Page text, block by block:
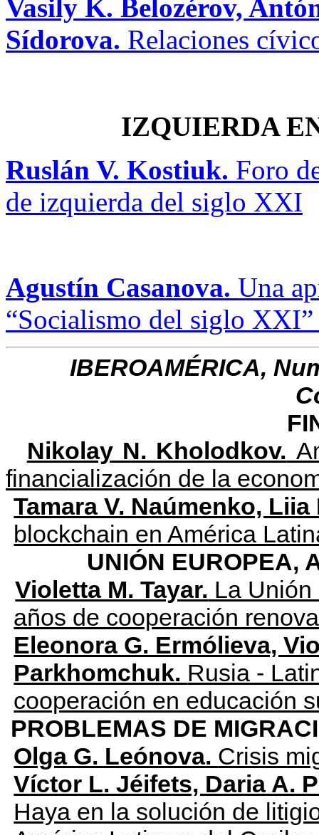
Vasily K. Belozérov,
Sídorova. Relaciones
IZQUIERDA
Ruslán V. Kostiuk. Foro
de izquierda del siglo XXI
Agustín Casanova. Una
“Socialismo del siglo
IBEROAMÉRICA,
Nikolay N. Kholodkov.
financialización de la
Tamara V. Naúmenko,
blockchain en América
UNIÓN EUROPEA,
Violetta M. Tayar. La
años de cooperación
Eleonora G. Ermólieva,
Parkhomchuk. Rusia -
cooperación en educación
PROBLEMAS DE
Olga G. Leónova. Crisis
Víctor L. Jéifets, Daria A.
Haya en la solución de